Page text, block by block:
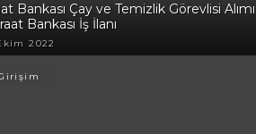
Bankası Çay ve Temizlik Görevlisi Alımı
Bankası İş İlanı
2022